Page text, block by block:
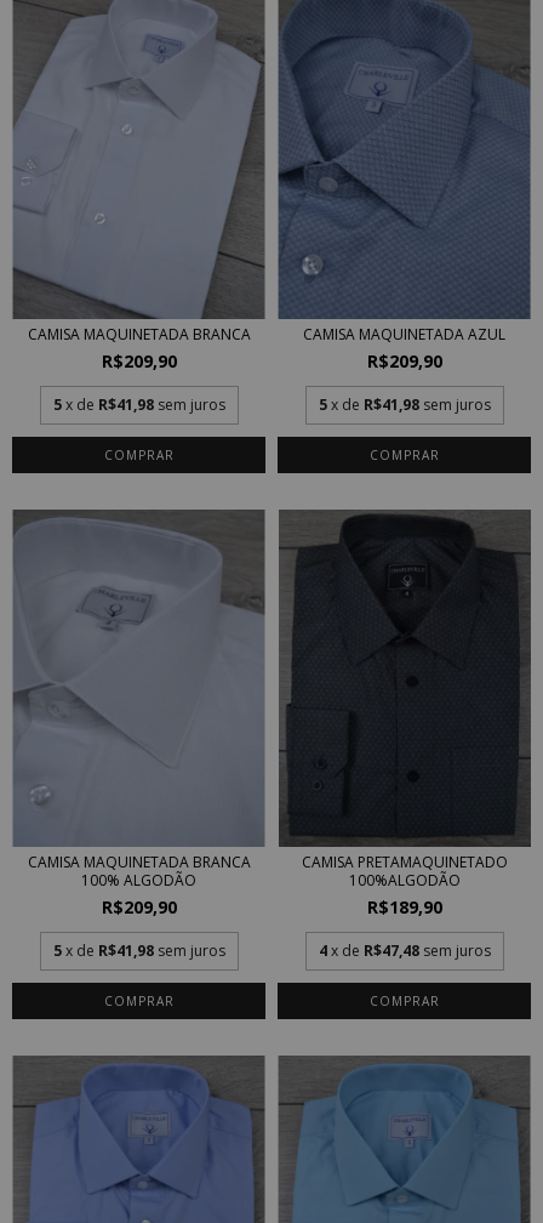
CAMISA MAQUINETADA BRANCA
R$209,90
5 x de R$41,98 sem juros
COMPRAR
CAMISA MAQUINETADA AZUL
R$209,90
5 x de R$41,98 sem juros
COMPRAR
CAMISA MAQUINETADA BRANCA
100% ALGODÃO
R$209,90
5 x de R$41,98 sem juros
COMPRAR
CAMISA PRETAMAQUINETADO
100%ALGODÃO
R$189,90
4 x de R$47,48 sem juros
COMPRAR